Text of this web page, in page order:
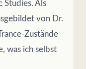
Studies. Als
von Dr.
Zustände
was ich selbst